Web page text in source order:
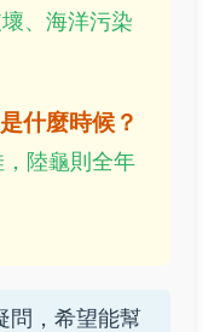
、海洋污染
什麼時候？
陸龜則全年
問，希望能幫